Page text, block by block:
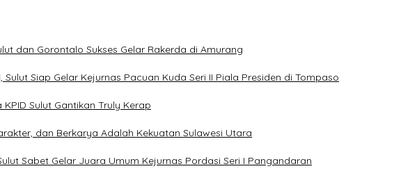
dan Gorontalo Sukses Gelar Rakerda di Amurang
Siap Gelar Kejurnas Pacuan Kuda Seri II Piala Presiden di Tompaso
Sulut Gantikan Truly Kerap
dan Berkarya Adalah Kekuatan Sulawesi Utara
Sabet Gelar Juara Umum Kejurnas Pordasi Seri I Pangandaran